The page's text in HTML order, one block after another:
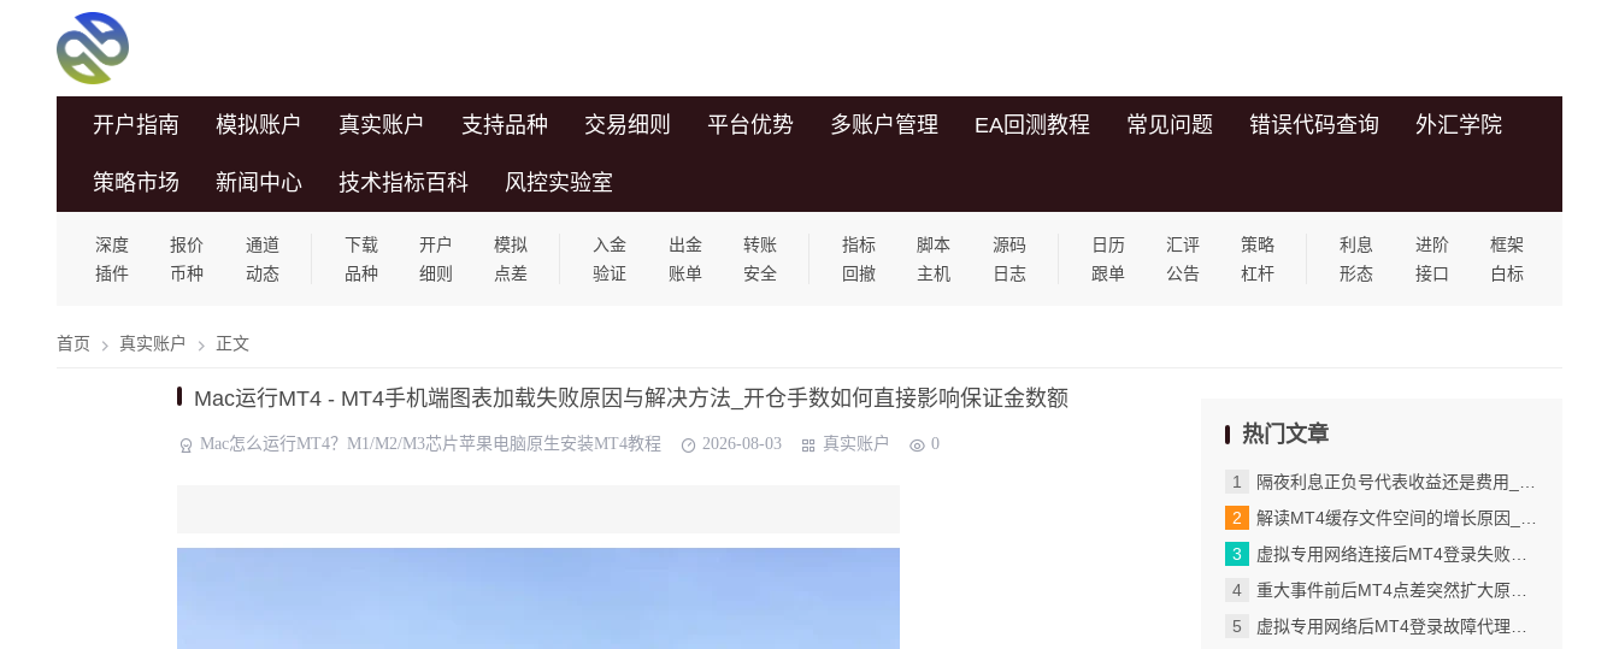
开户指南 模拟账户 真实账户 支持品种 交易细则 平台优势 多账户管理 EA回测教程 常见问题 错误代码查询 外汇学院
策略市场 新闻中心 技术指标百科 风控实验室
深度 报价
通道
插件
币种 动态
下载 开户
模拟
品种
细则 点差
入金 出金
转账
验证
账单 安全
指标 脚本
源码
回撤
主机 日志
日历 汇评
策略
跟单
公告 杠杆
利息 进阶
框架
形态
接口 白标
首页 真实账户 正文
Mac运行MT4 - MT4手机端图表加载失败原因与解决方法_开仓手数如何直接影响保证金数额
Mac怎么运行MT4？M1/M2/M3芯片苹果电脑原生安装MT4教程 2026-08-03 真实账户 0 热门文章
隔夜利息正负号代表收益还是费用_手动创建并保存指标模板的具体步骤
解读MT4缓存文件空间的增长原因_实际使用中的优化与注意事项
虚拟专用网络连接后MT4登录失败的代理设置解决办法_处理不同账户货币和交易品种的兼容性问题
重大事件前后MT4点差突然扩大原因与应对方法_常见问题与解决方法
虚拟专用网络后MT4登录故障代理设置全解析_常见错误与多时间周期验证的重要性